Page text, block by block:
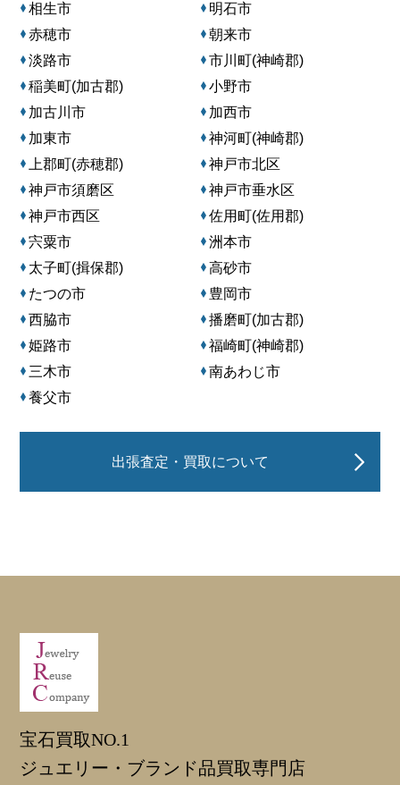
相生市
明石市
赤穂市
朝来市
淡路市
市川町(神崎郡)
稲美町(加古郡)
小野市
加古川市
加西市
加東市
神河町(神崎郡)
上郡町(赤穂郡)
神戸市北区
神戸市須磨区
神戸市垂水区
神戸市西区
佐用町(佐用郡)
宍粟市
洲本市
太子町(揖保郡)
高砂市
たつの市
豊岡市
西脇市
播磨町(加古郡)
姫路市
福崎町(神崎郡)
三木市
南あわじ市
養父市
出張査定・買取について
宝石買取NO.1
ジュエリー・ブランド品買取専門店